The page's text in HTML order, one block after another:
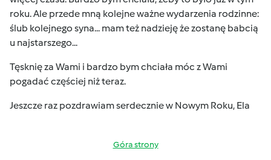
roku. Ale przede mną kolejne ważne wydarzenia rodzinne:
ślub kolejnego syna... mam też nadzieję że zostanę babcią
u najstarszego...
Tęsknię za Wami i bardzo bym chciała móc z Wami
pogadać częściej niż teraz.
Jeszcze raz pozdrawiam serdecznie w Nowym Roku, Ela
Góra strony